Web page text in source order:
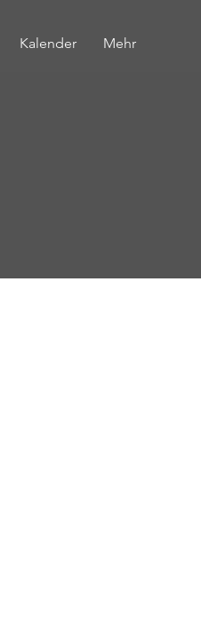
Kalender Mehr